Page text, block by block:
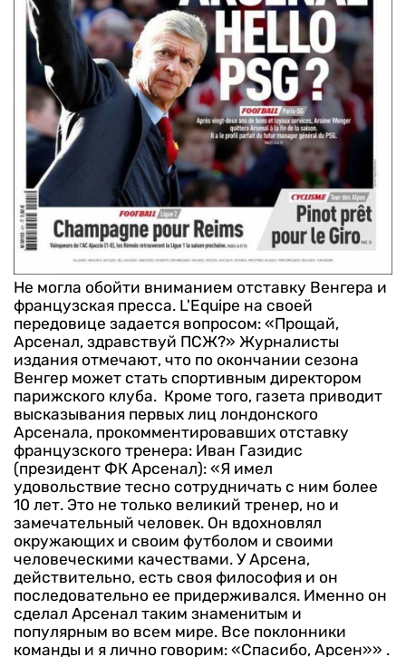
Не могла обойти вниманием отставку Венгера и
французская пресса. L'Equipe на своей
передовице задается вопросом: «Прощай,
Арсенал, здравствуй ПСЖ?» Журналисты
издания отмечают, что по окончании сезона
Венгер может стать спортивным директором
парижского клуба. Кроме того, газета приводит
высказывания первых лиц лондонского
Арсенала, прокомментировавших отставку
французского тренера: Иван Газидис
(президент ФК Арсенал): «Я имел
удовольствие тесно сотрудничать с ним более
10 лет. Это не только великий тренер, но и
замечательный человек. Он вдохновлял
окружающих и своим футболом и своими
человеческими качествами. У Арсена,
действительно, есть своя философия и он
последовательно ее придерживался. Именно он
сделал Арсенал таким знаменитым и
популярным во всем мире. Все поклонники
команды и я лично говорим: «Спасибо, Арсен»» .